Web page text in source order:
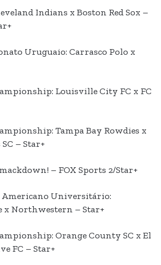
Indians x Boston Red Sox –
Uruguaio: Carrasco Polo x
Louisville City FC x FC
Tampa Bay Rowdies x
– Star+
– FOX Sports 2/Star+
Universitário:
x Northwestern – Star+
Orange County SC x El
FC – Star+